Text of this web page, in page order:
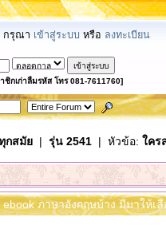
กรุณา เข้าสู่ระบบ หรือ ลงทะเบียน
ชิกเก่าลืมรหัส โทร 081-7611760]
กสมัย| รุ่น 2541| หัวข้อ: ใคร
ภาษาอังกฤษบ้าง มีมาให้เ